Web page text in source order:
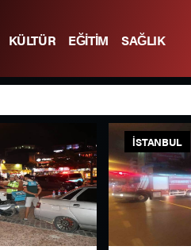
KÜLTÜR EĞİTİM
SAĞLIK
İSTANBUL